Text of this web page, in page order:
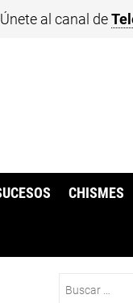
al canal de
CHISMES